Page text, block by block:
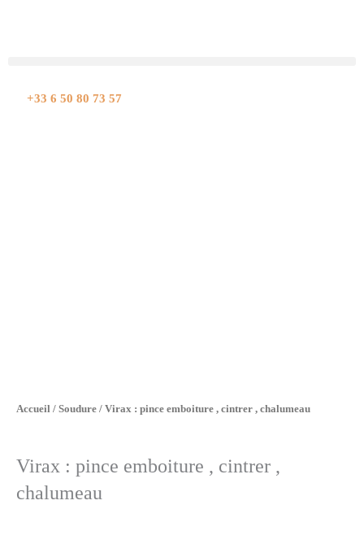
+33 6 50 80 73 57
Accueil / Soudure / Virax : pince emboiture , cintrer , chalumeau
Virax : pince emboiture , cintrer ,
chalumeau